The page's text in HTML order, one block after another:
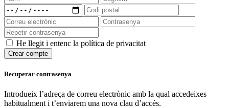
He llegit i entenc la política de privacitat
Crear compte
Recuperar contrasenya
Introdueix l’adreça de correu electrònic amb la qual accedeixes
habitualment i t’enviarem una nova clau d’accés.